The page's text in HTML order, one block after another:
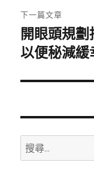
章:
下一篇文章
下
一
文
開眼頭規
以便秘減緩
搜
尋